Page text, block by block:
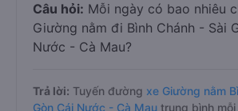
Câu hỏi: Mỗi ngày có bao nhiêu
Giường nằm đi Bình Chánh - Sài
Nước - Cà Mau?
Trả lời: Tuyến đường xe Giường nằm
Gòn Cái Nước - Cà Mau trung bình